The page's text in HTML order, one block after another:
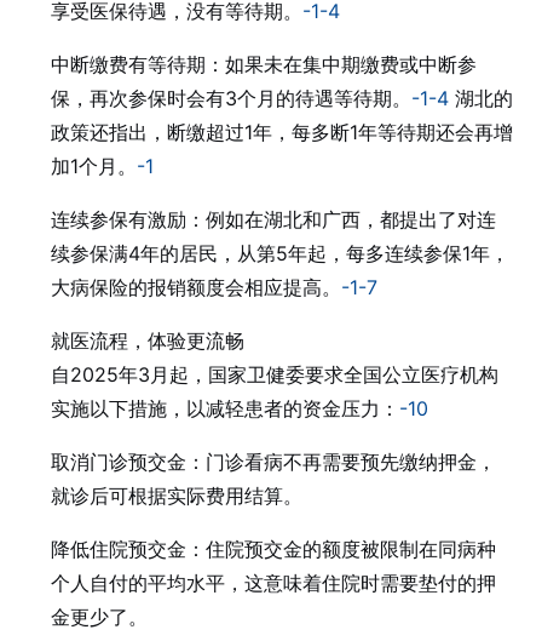
享受医保待遇，没有等待期。 -1-4
中断缴费有等待期：如果未在集中期缴费或中断参
保，再次参保时会有3个月的待遇等待期。 -1-4 湖北的
政策还指出，断缴超过1年，每多断1年等待期还会再增
加1个月。 -1
连续参保有激励：例如在湖北和广西，都提出了对连
续参保满4年的居民，从第5年起，每多连续参保1年，
大病保险的报销额度会相应提高。 -1-7
就医流程，体验更流畅
自2025年3月起，国家卫健委要求全国公立医疗机构
实施以下措施，以减轻患者的资金压力： -10
取消门诊预交金：门诊看病不再需要预先缴纳押金，
就诊后可根据实际费用结算。
降低住院预交金：住院预交金的额度被限制在同病种
个人自付的平均水平，这意味着住院时需要垫付的押
金更少了。